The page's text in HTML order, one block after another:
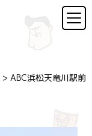
> ABC浜松天竜川駅前